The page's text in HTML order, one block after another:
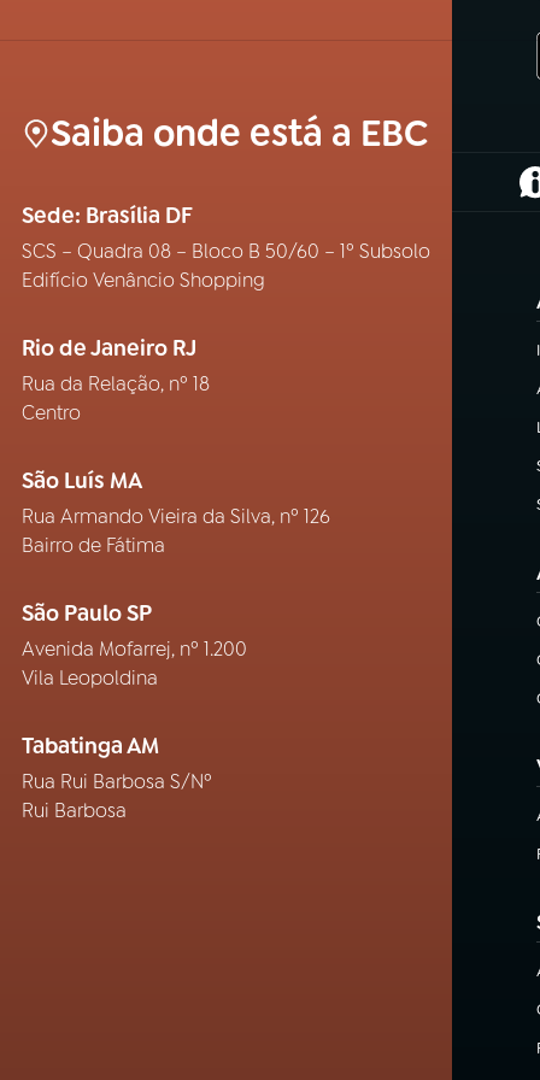
Saiba onde está a EBC
Sede: Brasília DF
SCS – Quadra 08 – Bloco B 50/60 – 1º Subsolo
Edifício Venâncio Shopping
Rio de Janeiro RJ
Rua da Relação, nº 18
Centro
São Luís MA
Rua Armando Vieira da Silva, nº 126
Bairro de Fátima
São Paulo SP
Avenida Mofarrej, nº 1.200
Vila Leopoldina
Tabatinga AM
Rua Rui Barbosa S/Nº
Rui Barbosa